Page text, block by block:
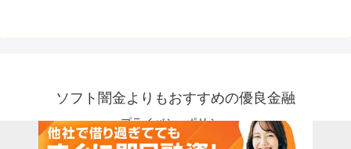
ソフト闇金よりもおすすめの優良金融
プライバシーポリシー